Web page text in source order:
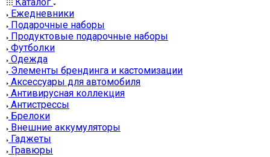
Ежедневники
Подарочные наборы
Продуктовые подарочные наборы
Футболки
Одежда
Элементы брендинга и кастомизации
Аксессуары для автомобиля
Антивирусная коллекция
Антистрессы
Брелоки
Внешние аккумуляторы
Гаджеты
Гравюры